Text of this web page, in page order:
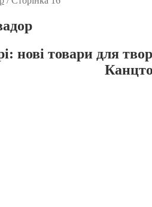
нові товари для